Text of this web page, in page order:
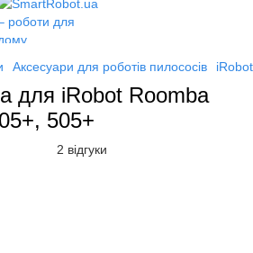
Аксесуари для роботів пилососів iRobot
для iRobot Roomba
505+
2 відгуки